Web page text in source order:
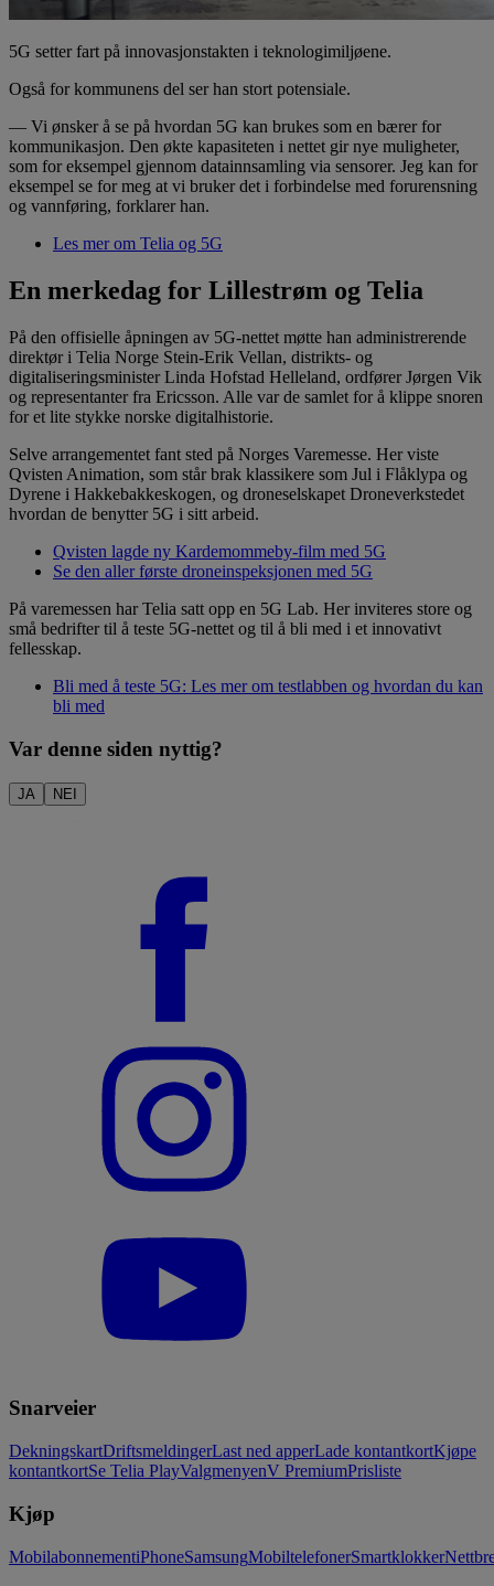
5G setter fart på innovasjonstakten i teknologimiljøene.
Også for kommunens del ser han stort potensiale.
— Vi ønsker å se på hvordan 5G kan brukes som en bærer for
kommunikasjon. Den økte kapasiteten i nettet gir nye muligheter,
som for eksempel gjennom datainnsamling via sensorer. Jeg kan for
eksempel se for meg at vi bruker det i forbindelse med forurensning
og vannføring, forklarer han.
Les mer om Telia og 5G
En merkedag for Lillestrøm og Telia
På den offisielle åpningen av 5G-nettet møtte han administrerende
direktør i Telia Norge Stein-Erik Vellan, distrikts- og
digitaliseringsminister Linda Hofstad Helleland, ordfører Jørgen Vik
og representanter fra Ericsson. Alle var de samlet for å klippe snoren
for et lite stykke norske digitalhistorie.
Selve arrangementet fant sted på Norges Varemesse. Her viste
Qvisten Animation, som står brak klassikere som Jul i Flåklypa og
Dyrene i Hakkebakkeskogen, og droneselskapet Droneverkstedet
hvordan de benytter 5G i sitt arbeid.
Qvisten lagde ny Kardemommeby-film med 5G
Se den aller første droneinspeksjonen med 5G
På varemessen har Telia satt opp en 5G Lab. Her inviteres store og
små bedrifter til å teste 5G-nettet og til å bli med i et innovativt
fellesskap.
Bli med å teste 5G: Les mer om testlabben og hvordan du kan
bli med
Var denne siden nyttig?
JA NEI
Snarveier
DekningskartDriftsmeldingerLast ned apperLade kontantkortKjøpe
kontantkortSe Telia PlayValgmenyenV PremiumPrisliste
Kjøp
MobilabonnementiPhoneSamsungMobiltelefonerSmartklokker